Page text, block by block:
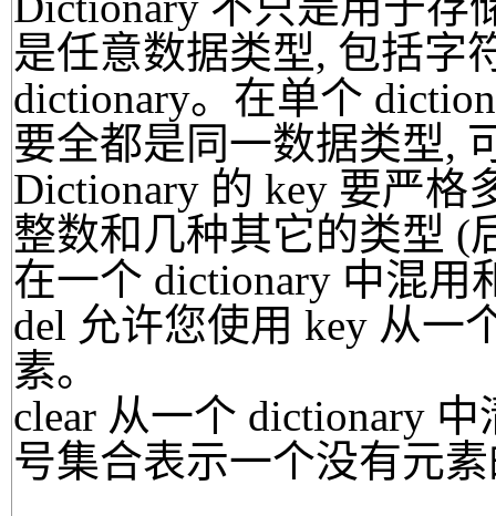
是任意数据类型, 包括字
dictionary。在单个
要全都是同一数据类型,
Dictionary 的 key 要严格
整数和几种其它的类型 (
在一个 dictionary 中混用
del 允许您使用 key 从一
素。
clear 从一个 dictionary
号集合表示一个没有元